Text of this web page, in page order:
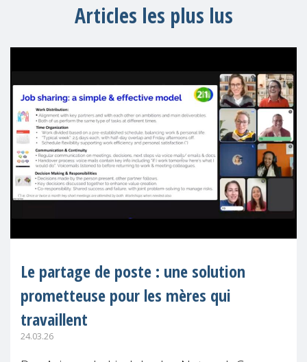
Articles les plus lus
Le partage de poste : une solution
prometteuse pour les mères qui
travaillent
24.03.26